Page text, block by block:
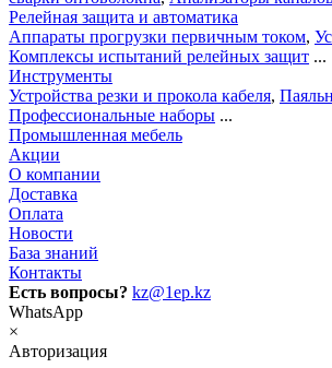
Релейная защита и автоматика
Аппараты прогрузки первичным током,
Комплексы испытаний релейных защит ...
Инструменты
Устройства резки и прокола кабеля,
Профессиональные наборы ...
Промышленная мебель
Акции
О компании
Доставка
Оплата
Новости
База знаний
Контакты
Есть вопросы? kz@1ep.kz
WhatsApp
×
Авторизация